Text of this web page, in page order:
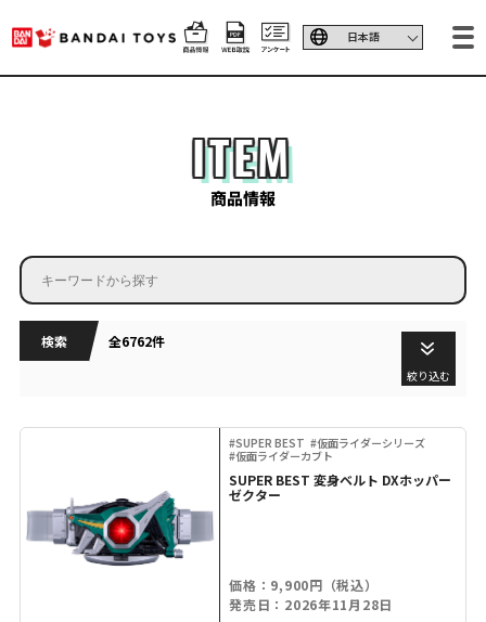
ITEM
商品情報
検索 全6762件
絞り込む
#SUPER BEST #仮面ライダーシリーズ
#仮面ライダーカブト
SUPER BEST 変身ベルト DXホッパー
ゼクター
価格：9,900円（税込）
発売日：2026年11月28日